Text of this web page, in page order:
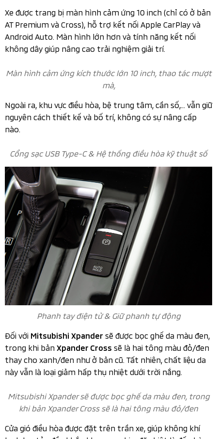
hơn, bổ sung cao su giảm chấn
Đồng hồ Kỹ Thuật Số 8-inch​​ hoàn toàn mới
Xe được trang bị màn hình cảm ứng 10 inch (chỉ có ở bản
AT Premium và Cross), hỗ trợ kết nối Apple CarPlay và
Android Auto. Màn hình lớn hơn và tính năng kết nối
không dây giúp nâng cao trải nghiệm giải trí.